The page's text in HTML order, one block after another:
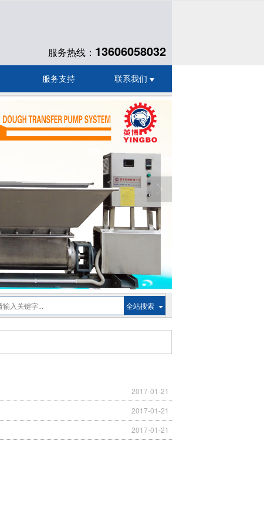
服务热线： 13606058032
服务支持 联系我们
全站搜索
2017-01-21
2017-01-21
2017-01-21